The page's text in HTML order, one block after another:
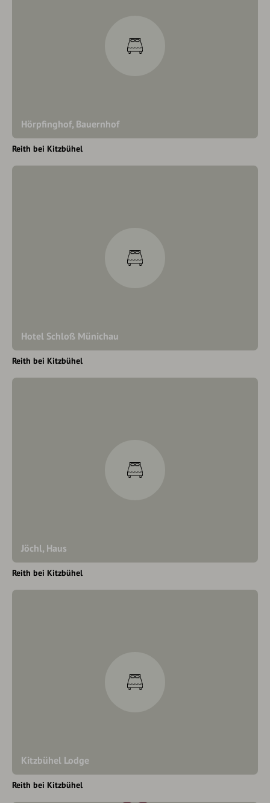
Hörpfinghof, Bauernhof
Reith bei Kitzbühel
Hotel Schloß Münichau
Reith bei Kitzbühel
Jöchl, Haus
Reith bei Kitzbühel
Kitzbühel Lodge
Reith bei Kitzbühel